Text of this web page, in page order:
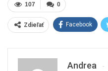
0
107
Zdieľať Facebook
Andrea